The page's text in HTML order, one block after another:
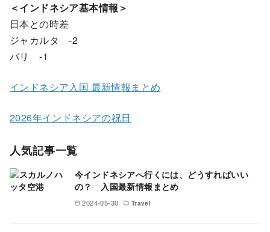
＜インドネシア基本情報＞
日本との時差
ジャカルタ -2
バリ -1
インドネシア入国 最新情報まとめ
2026年インドネシアの祝日
人気記事一覧
今インドネシアへ行くには、どうすればいい
の？ 入国最新情報まとめ
2024-05-30 Travel